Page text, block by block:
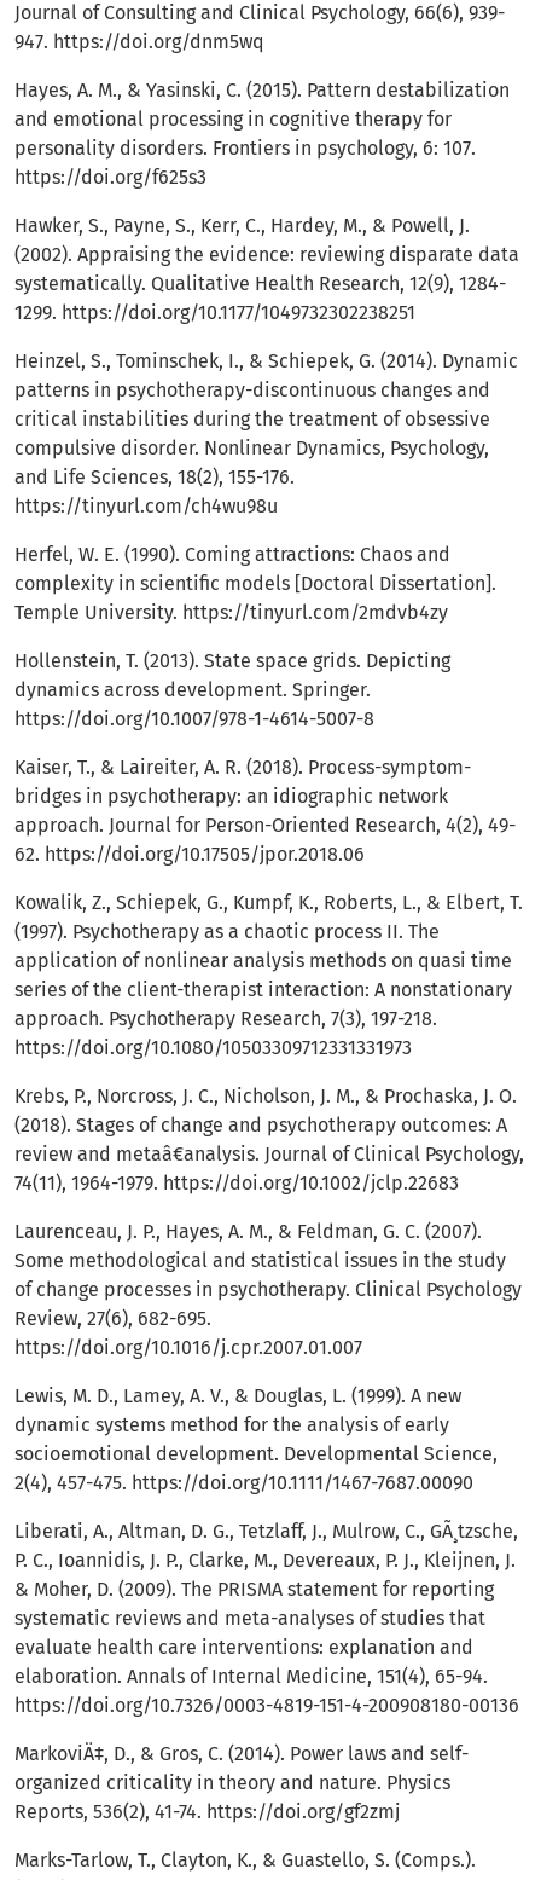
Journal of Consulting and Clinical Psychology, 66(6), 939-
947. https://doi.org/dnm5wq
Hayes, A. M., & Yasinski, C. (2015). Pattern destabilization
and emotional processing in cognitive therapy for
personality disorders. Frontiers in psychology, 6: 107.
https://doi.org/f625s3
Hawker, S., Payne, S., Kerr, C., Hardey, M., & Powell, J.
(2002). Appraising the evidence: reviewing disparate data
systematically. Qualitative Health Research, 12(9), 1284-
1299. https://doi.org/10.1177/1049732302238251
Heinzel, S., Tominschek, I., & Schiepek, G. (2014). Dynamic
patterns in psychotherapy-discontinuous changes and
critical instabilities during the treatment of obsessive
compulsive disorder. Nonlinear Dynamics, Psychology,
and Life Sciences, 18(2), 155-176.
https://tinyurl.com/ch4wu98u
Herfel, W. E. (1990). Coming attractions: Chaos and
complexity in scientific models [Doctoral Dissertation].
Temple University. https://tinyurl.com/2mdvb4zy
Hollenstein, T. (2013). State space grids. Depicting
dynamics across development. Springer.
https://doi.org/10.1007/978-1-4614-5007-8
Kaiser, T., & Laireiter, A. R. (2018). Process-symptom-
bridges in psychotherapy: an idiographic network
approach. Journal for Person-Oriented Research, 4(2), 49-
62. https://doi.org/10.17505/jpor.2018.06
Kowalik, Z., Schiepek, G., Kumpf, K., Roberts, L., & Elbert, T.
(1997). Psychotherapy as a chaotic process II. The
application of nonlinear analysis methods on quasi time
series of the client-therapist interaction: A nonstationary
approach. Psychotherapy Research, 7(3), 197-218.
https://doi.org/10.1080/10503309712331331973
Krebs, P., Norcross, J. C., Nicholson, J. M., & Prochaska, J. O.
(2018). Stages of change and psychotherapy outcomes: A
review and metaâ€analysis. Journal of Clinical Psychology,
74(11), 1964-1979. https://doi.org/10.1002/jclp.22683
Laurenceau, J. P., Hayes, A. M., & Feldman, G. C. (2007).
Some methodological and statistical issues in the study
of change processes in psychotherapy. Clinical Psychology
Review, 27(6), 682-695.
https://doi.org/10.1016/j.cpr.2007.01.007
Lewis, M. D., Lamey, A. V., & Douglas, L. (1999). A new
dynamic systems method for the analysis of early
socioemotional development. Developmental Science,
2(4), 457-475. https://doi.org/10.1111/1467-7687.00090
Liberati, A., Altman, D. G., Tetzlaff, J., Mulrow, C., GÃ¸tzsche,
P. C., Ioannidis, J. P., Clarke, M., Devereaux, P. J., Kleijnen, J.
& Moher, D. (2009). The PRISMA statement for reporting
systematic reviews and meta-analyses of studies that
evaluate health care interventions: explanation and
elaboration. Annals of Internal Medicine, 151(4), 65-94.
https://doi.org/10.7326/0003-4819-151-4-200908180-00136
MarkoviÄ‡, D., & Gros, C. (2014). Power laws and self-
organized criticality in theory and nature. Physics
Reports, 536(2), 41-74. https://doi.org/gf2zmj
Marks-Tarlow, T., Clayton, K., & Guastello, S. (Comps.).